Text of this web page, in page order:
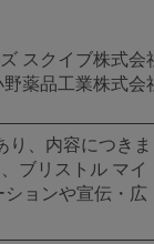
スクイブ株式会
野薬品工業株式会
り、内容につきま
ブリストル マイ
ョンや宣伝・広